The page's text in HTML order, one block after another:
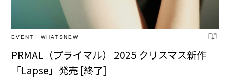
EVENT · WHATSNEW
PRMAL（プライマル） 2025 クリスマス新作
「Lapse」発売 [終了]